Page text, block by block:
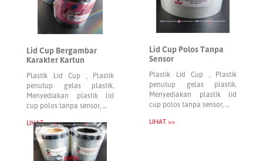
Lid Cup Bergambar
Karakter Kartun
Plastik Lid Cup , Plastik
penutup gelas plastik.
Menyediakan plastik lid
cup polos tanpa sensor, ...
LIHAT >>
Lid Cup Polos Tanpa
Sensor
Plastik Lid Cup , Plastik
penutup gelas plastik.
Menyediakan plastik lid
cup polos tanpa sensor, ...
LIHAT >>